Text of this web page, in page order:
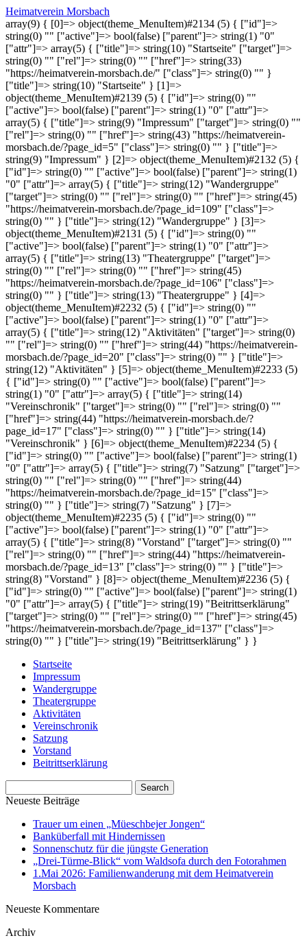
Heimatverein Morsbach
array(9) { [0]=> object(theme_MenuItem)#2134 (5) { ["id"]=>
string(0) "" ["active"]=> bool(false) ["parent"]=> string(1) "0"
["attr"]=> array(5) { ["title"]=> string(10) "Startseite" ["target"]=>
string(0) "" ["rel"]=> string(0) "" ["href"]=> string(33)
"https://heimatverein-morsbach.de/" ["class"]=> string(0) "" }
["title"]=> string(10) "Startseite" } [1]=>
object(theme_MenuItem)#2139 (5) { ["id"]=> string(0) ""
["active"]=> bool(false) ["parent"]=> string(1) "0" ["attr"]=>
array(5) { ["title"]=> string(9) "Impressum" ["target"]=> string(0) ""
["rel"]=> string(0) "" ["href"]=> string(43) "https://heimatverein-
morsbach.de/?page_id=5" ["class"]=> string(0) "" } ["title"]=>
string(9) "Impressum" } [2]=> object(theme_MenuItem)#2132 (5) {
["id"]=> string(0) "" ["active"]=> bool(false) ["parent"]=> string(1)
"0" ["attr"]=> array(5) { ["title"]=> string(12) "Wandergruppe"
["target"]=> string(0) "" ["rel"]=> string(0) "" ["href"]=> string(45)
"https://heimatverein-morsbach.de/?page_id=109" ["class"]=>
string(0) "" } ["title"]=> string(12) "Wandergruppe" } [3]=>
object(theme_MenuItem)#2131 (5) { ["id"]=> string(0) ""
["active"]=> bool(false) ["parent"]=> string(1) "0" ["attr"]=>
array(5) { ["title"]=> string(13) "Theatergruppe" ["target"]=>
string(0) "" ["rel"]=> string(0) "" ["href"]=> string(45)
"https://heimatverein-morsbach.de/?page_id=106" ["class"]=>
string(0) "" } ["title"]=> string(13) "Theatergruppe" } [4]=>
object(theme_MenuItem)#2232 (5) { ["id"]=> string(0) ""
["active"]=> bool(false) ["parent"]=> string(1) "0" ["attr"]=>
array(5) { ["title"]=> string(12) "Aktivitäten" ["target"]=> string(0)
"" ["rel"]=> string(0) "" ["href"]=> string(44) "https://heimatverein-
morsbach.de/?page_id=20" ["class"]=> string(0) "" } ["title"]=>
string(12) "Aktivitäten" } [5]=> object(theme_MenuItem)#2233 (5)
{ ["id"]=> string(0) "" ["active"]=> bool(false) ["parent"]=>
string(1) "0" ["attr"]=> array(5) { ["title"]=> string(14)
"Vereinschronik" ["target"]=> string(0) "" ["rel"]=> string(0) ""
["href"]=> string(44) "https://heimatverein-morsbach.de/?
page_id=17" ["class"]=> string(0) "" } ["title"]=> string(14)
"Vereinschronik" } [6]=> object(theme_MenuItem)#2234 (5) {
["id"]=> string(0) "" ["active"]=> bool(false) ["parent"]=> string(1)
"0" ["attr"]=> array(5) { ["title"]=> string(7) "Satzung" ["target"]=>
string(0) "" ["rel"]=> string(0) "" ["href"]=> string(44)
"https://heimatverein-morsbach.de/?page_id=15" ["class"]=>
string(0) "" } ["title"]=> string(7) "Satzung" } [7]=>
object(theme_MenuItem)#2235 (5) { ["id"]=> string(0) ""
["active"]=> bool(false) ["parent"]=> string(1) "0" ["attr"]=>
array(5) { ["title"]=> string(8) "Vorstand" ["target"]=> string(0) ""
["rel"]=> string(0) "" ["href"]=> string(44) "https://heimatverein-
morsbach.de/?page_id=13" ["class"]=> string(0) "" } ["title"]=>
string(8) "Vorstand" } [8]=> object(theme_MenuItem)#2236 (5) {
["id"]=> string(0) "" ["active"]=> bool(false) ["parent"]=> string(1)
"0" ["attr"]=> array(5) { ["title"]=> string(19) "Beitrittserklärung"
["target"]=> string(0) "" ["rel"]=> string(0) "" ["href"]=> string(45)
"https://heimatverein-morsbach.de/?page_id=137" ["class"]=>
string(0) "" } ["title"]=> string(19) "Beitrittserklärung" } }
Startseite
Impressum
Wandergruppe
Theatergruppe
Aktivitäten
Vereinschronik
Satzung
Vorstand
Beitrittserklärung
Neueste Beiträge
Trauer um einen „Müeschbejer Jongen“
Banküberfall mit Hindernissen
Sonnenschutz für die jüngste Generation
„Drei-Türme-Blick“ vom Waldsofa durch den Fotorahmen
1.Mai 2026: Familienwanderung mit dem Heimatverein
Morsbach
Neueste Kommentare
Archiv